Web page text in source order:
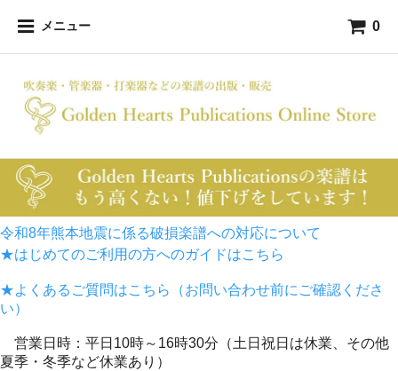
メニュー 0
令和8年熊本地震に係る破損楽譜への対応について
★はじめてのご利用の方へのガイドはこちら
★よくあるご質問はこちら（お問い合わせ前にご確認くださ
い）
営業日時：平日10時～16時30分（土日祝日は休業、その他
夏季・冬季など休業あり）